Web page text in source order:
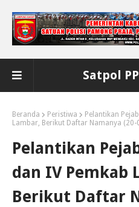
Satpol
Beranda Peristiwa
Pelantikan
Lambar, Berikut Daftar Namanya (20-
Pelantikan
dan IV Pemkab
Berikut Daftar